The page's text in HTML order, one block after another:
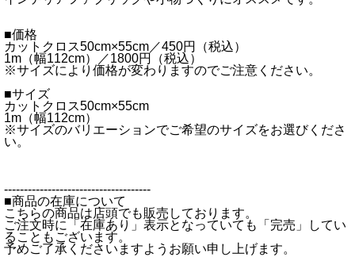
■価格
カットクロス50cm×55cm／450円（税込）
1m（幅112cm）／1800円（税込）
※サイズにより価格が変わりますのでご注意ください。
■サイズ
カットクロス50cm×55cm
1m（幅112cm）
※サイズのバリエーションでご希望のサイズをお選びくださ
い。
-------------------------------------
■商品の在庫について
こちらの商品は店頭でも販売しております。
ご注文時に「在庫あり」表示となっていても「完売」してい
ることもございます。
予めご了承くださいますようお願い申し上げます。